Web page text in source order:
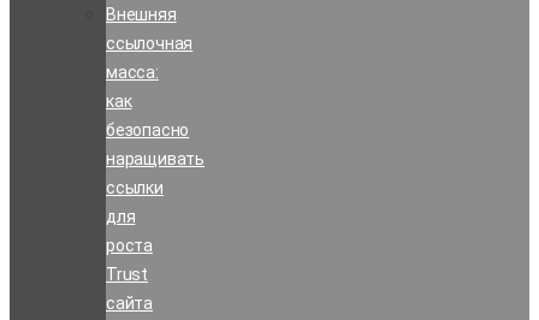
Внешняя
ссылочная
масса:
как
безопасно
наращивать
ссылки
для
роста
Trust
сайта